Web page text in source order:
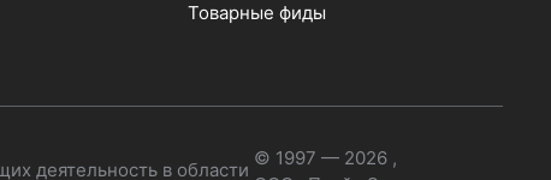
Товарные фиды
деятельность в области
© 1997 — 2026 ,